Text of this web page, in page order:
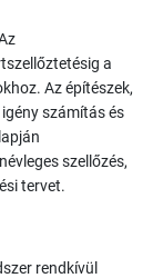
a
Az építészek,
számítás és
szellőzés,
tervet.
rendkívül